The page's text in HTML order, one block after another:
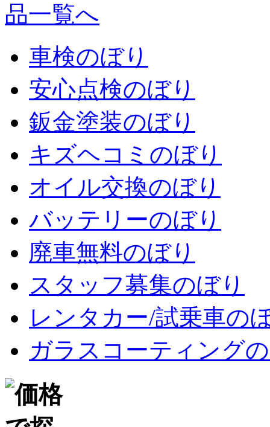
車検のぼり
安心点検のぼり
鈑金塗装のぼり
キズヘコミのぼり
オイル交換のぼり
バッテリーのぼり
廃車無料のぼり
スタッフ募集のぼり
レンタカー/試乗車の
ガラスコーティング